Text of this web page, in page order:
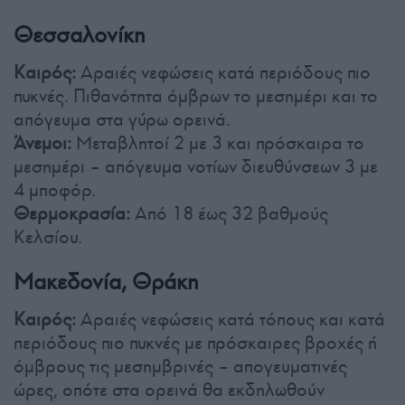
Θεσσαλονίκη
Καιρός: Αραιές νεφώσεις κατά περιόδους πιο
πυκνές. Πιθανότητα όμβρων το μεσημέρι και το
απόγευμα στα γύρω ορεινά.
Άνεμοι: Μεταβλητοί 2 με 3 και πρόσκαιρα το
μεσημέρι – απόγευμα νοτίων διευθύνσεων 3 με
4 μποφόρ.
Θερμοκρασία: Από 18 έως 32 βαθμούς
Κελσίου.
Μακεδονία, Θράκη
Καιρός: Αραιές νεφώσεις κατά τόπους και κατά
περιόδους πιο πυκνές με πρόσκαιρες βροχές ή
όμβρους τις μεσημβρινές – απογευματινές
ώρες, οπότε στα ορεινά θα εκδηλωθούν